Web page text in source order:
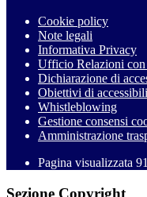
Cookie policy
Note legali
Informativa Privacy
Ufficio Relazioni
Dichiarazione di
Obiettivi di
Whistleblowing
Gestione consensi
Amministrazione
Pagina visualizzata
Sezione Copyright